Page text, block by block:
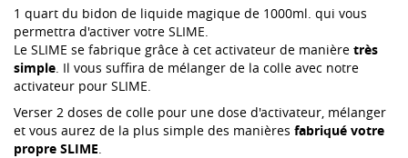
1 quart du bidon de liquide magique de 1000ml. qui vous
permettra d'activer votre SLIME.
Le SLIME se fabrique grâce à cet activateur de manière très
simple. Il vous suffira de mélanger de la colle avec notre
activateur pour SLIME.
Verser 2 doses de colle pour une dose d'activateur, mélanger
et vous aurez de la plus simple des manières fabriqué votre
propre SLIME